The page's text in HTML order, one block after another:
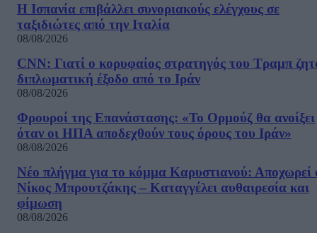
Η Ισπανία επιβάλλει συνοριακούς ελέγχους σε
ταξιδιώτες από την Ιταλία
08/08/2026
CNN: Γιατί ο κορυφαίος στρατηγός του Τραμπ
διπλωματική έξοδο από το Ιράν
08/08/2026
Φρουροί της Επανάστασης: «Το Ορμούζ θα ανοίξει
όταν οι ΗΠΑ αποδεχθούν τους όρους του Ιράν»
08/08/2026
Νέο πλήγμα για το κόμμα Καρυστιανού: Αποχωρεί
Νίκος Μπρουτζάκης – Καταγγέλει αυθαιρεσία και
φίμωση
08/08/2026